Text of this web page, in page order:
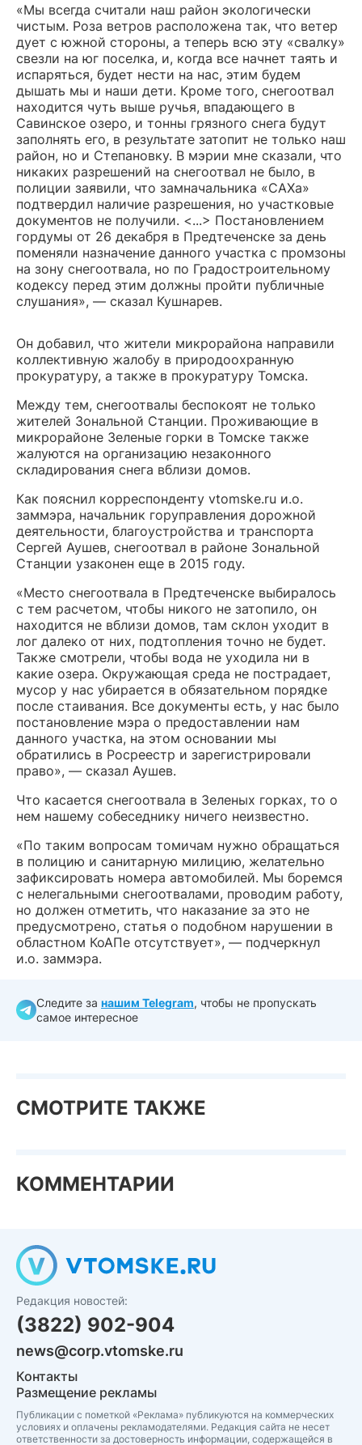
«Мы всегда считали наш район экологически
чистым. Роза ветров расположена так, что ветер
дует с южной стороны, а теперь всю эту «свалку»
свезли на юг поселка, и, когда все начнет таять и
испаряться, будет нести на нас, этим будем
дышать мы и наши дети. Кроме того, снегоотвал
находится чуть выше ручья, впадающего в
Савинское озеро, и тонны грязного снега будут
заполнять его, в результате затопит не только наш
район, но и Степановку. В мэрии мне сказали, что
никаких разрешений на снегоотвал не было, в
полиции заявили, что замначальника «САХа»
подтвердил наличие разрешения, но участковые
документов не получили. <...> Постановлением
гордумы от 26 декабря в Предтеченске за день
поменяли назначение данного участка с промзоны
на зону снегоотвала, но по Градостроительному
кодексу перед этим должны пройти публичные
слушания», — сказал Кушнарев.
Он добавил, что жители микрорайона направили
коллективную жалобу в природоохранную
прокуратуру, а также в прокуратуру Томска.
Между тем, снегоотвалы беспокоят не только
жителей Зональной Станции. Проживающие в
микрорайоне Зеленые горки в Томске также
жалуются на организацию незаконного
складирования снега вблизи домов.
Как пояснил корреспонденту vtomske.ru и.о.
заммэра, начальник горуправления дорожной
деятельности, благоустройства и транспорта
Сергей Аушев, снегоотвал в районе Зональной
Станции узаконен еще в 2015 году.
«Место снегоотвала в Предтеченске выбиралось
с тем расчетом, чтобы никого не затопило, он
находится не вблизи домов, там склон уходит в
лог далеко от них, подтопления точно не будет.
Также смотрели, чтобы вода не уходила ни в
какие озера. Окружающая среда не пострадает,
мусор у нас убирается в обязательном порядке
после стаивания. Все документы есть, у нас было
постановление мэра о предоставлении нам
данного участка, на этом основании мы
обратились в Росреестр и зарегистрировали
право», — сказал Аушев.
Что касается снегоотвала в Зеленых горках, то о
нем нашему собеседнику ничего неизвестно.
«По таким вопросам томичам нужно обращаться
в полицию и санитарную милицию, желательно
зафиксировать номера автомобилей. Мы боремся
с нелегальными снегоотвалами, проводим работу,
но должен отметить, что наказание за это не
предусмотрено, статья о подобном нарушении в
областном КоАПе отсутствует», — подчеркнул
и.о. заммэра.
Следите за нашим Telegram, чтобы не пропускать
самое интересное
СМОТРИТЕ ТАКЖЕ
КОММЕНТАРИИ
Редакция новостей:
(3822) 902-904
news@corp.vtomske.ru
Контакты
Размещение рекламы
Публикации с пометкой «Реклама» публикуются на коммерческих
условиях и оплачены рекламодателями. Редакция сайта не несет
ответственности за достоверность информации, содержащейся в